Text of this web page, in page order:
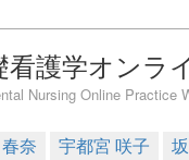
護学オンラ
Nursing Online Practice
奈 宇都宮 咲子